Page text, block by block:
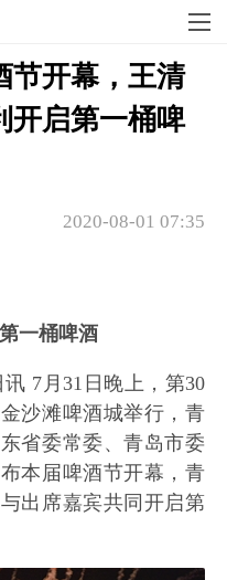
节开幕，王清
开启第一桶啤
2020-08-01 07:35
一桶啤酒
7月31日晚上，第30
沙滩啤酒城举行，青
省委常委、青岛市委
本届啤酒节开幕，青
出席嘉宾共同开启第